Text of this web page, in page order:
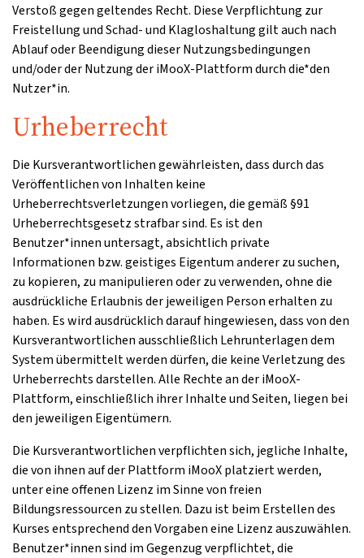
Verstoß gegen geltendes Recht. Diese Verpflichtung zur
Freistellung und Schad- und Klagloshaltung gilt auch nach
Ablauf oder Beendigung dieser Nutzungsbedingungen
und/oder der Nutzung der iMooX-Plattform durch die*den
Nutzer*in.
Urheberrecht
Die Kursverantwortlichen gewährleisten, dass durch das
Veröffentlichen von Inhalten keine
Urheberrechtsverletzungen vorliegen, die gemäß §91
Urheberrechtsgesetz strafbar sind. Es ist den
Benutzer*innen untersagt, absichtlich private
Informationen bzw. geistiges Eigentum anderer zu suchen,
zu kopieren, zu manipulieren oder zu verwenden, ohne die
ausdrückliche Erlaubnis der jeweiligen Person erhalten zu
haben. Es wird ausdrücklich darauf hingewiesen, dass von den
Kursverantwortlichen ausschließlich Lehrunterlagen dem
System übermittelt werden dürfen, die keine Verletzung des
Urheberrechts darstellen. Alle Rechte an der iMooX-
Plattform, einschließlich ihrer Inhalte und Seiten, liegen bei
den jeweiligen Eigentümern.
Die Kursverantwortlichen verpflichten sich, jegliche Inhalte,
die von ihnen auf der Plattform iMooX platziert werden,
unter eine offenen Lizenz im Sinne von freien
Bildungsressourcen zu stellen. Dazu ist beim Erstellen des
Kurses entsprechend den Vorgaben eine Lizenz auszuwählen.
Benutzer*innen sind im Gegenzug verpflichtet, die